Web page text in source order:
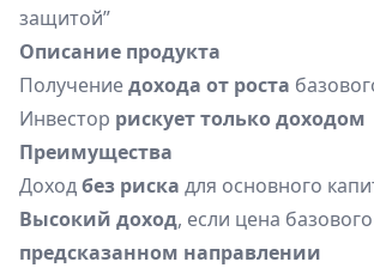
защитой”
Описание продукта
Получениедохода от роста
Инвестор рискует только доходом
Преимущества
Доходбез риска для основного
Высокий доход, если цена
предсказанном направлении